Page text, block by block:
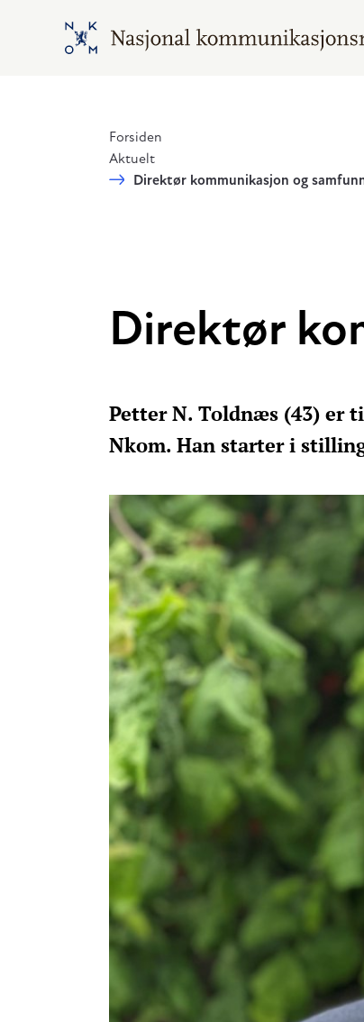
Hopp til hovedinnhold
Gå til hovedsiden
Forsiden
Aktuelt
Direktør kommunikasjon og
Direktør
Petter N. Toldnæs (43) er
Nkom. Han starter i